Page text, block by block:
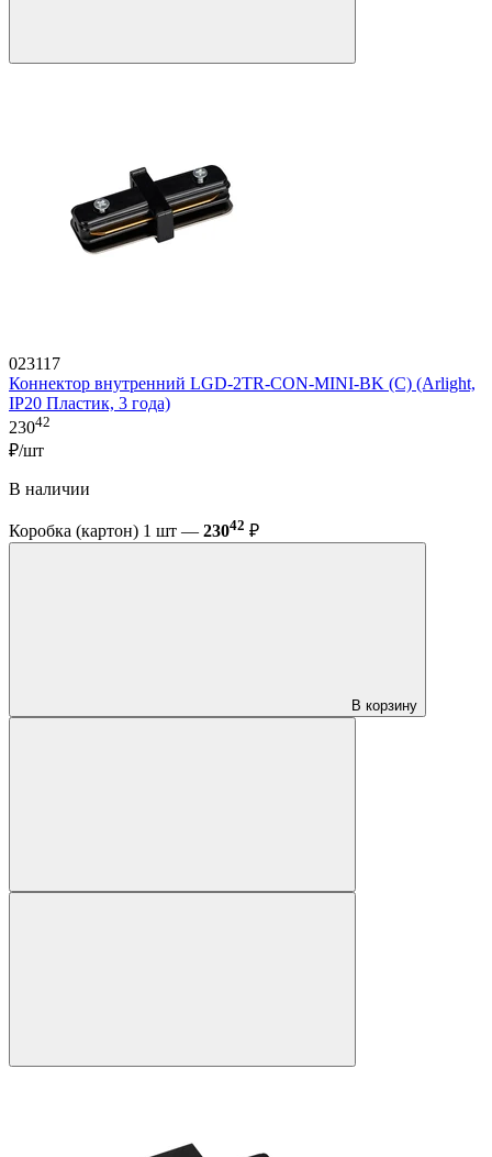
023117
Коннектор внутренний LGD-2TR-CON-MINI-BK (C) (Arlight,
IP20 Пластик, 3 года)
23042
₽/шт
В наличии
Коробка (картон) 1 шт — 23042 ₽
В корзину